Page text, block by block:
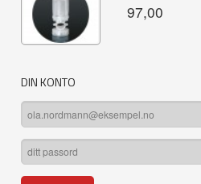
97,00
DIN KONTO